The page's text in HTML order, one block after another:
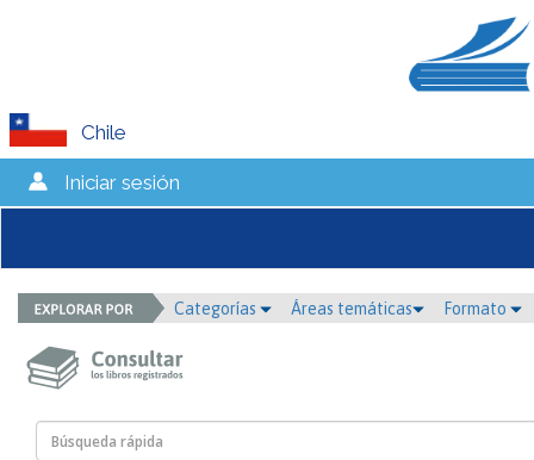
Chile
Iniciar sesión
Categorías Áreas temáticas Formato